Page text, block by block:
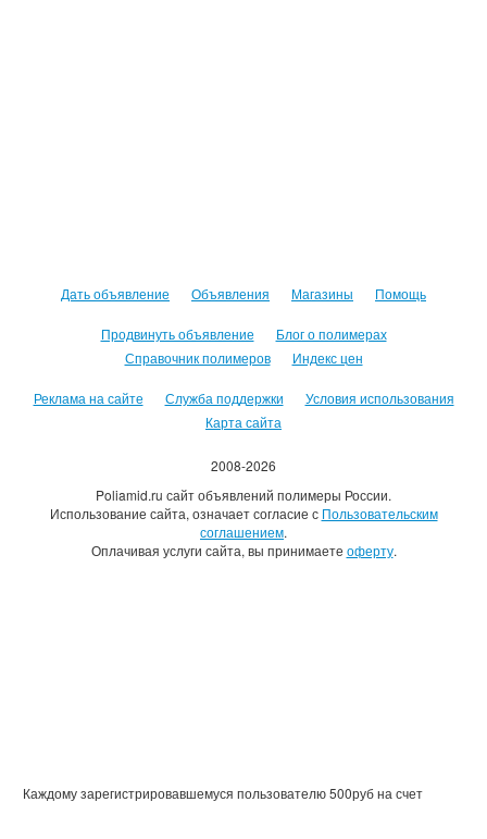
Дать объявление Объявления Магазины Помощь
Продвинуть объявление
Блог о полимерах
Справочник полимеров
Индекс цен
Реклама на сайте Служба поддержки
Условия использования
Карта сайта
2008-2026
Poliamid.ru сайт объявлений полимеры России.
Использование сайта, означает согласие с Пользовательским
соглашением.
Оплачивая услуги сайта, вы принимаете оферту.
Каждому зарегистрировавшемуся пользователю 500руб на счет